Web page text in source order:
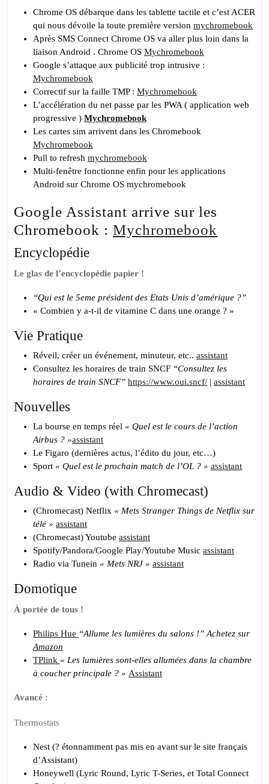
Chrome OS débarque dans les tablette tactile et c’est ACER
qui nous dévoile la toute première version mychromebook
Après SMS Connect Chrome OS va aller plus loin dans la
liaison Android . Chrome OS Mychromebook
Google s’attaque aux publicité trop intrusive :
Mychromebook
Correctif sur la faille TMP : Mychromebook
L’accélération du net passe par les PWA ( application web
progressive ) Mychromebook
Les cartes sim arrivent dans les Chromebook
Mychromebook
Pull to refresh mychromebook
Multi-fenêtre fonctionne enfin pour les applications
Android sur Chrome OS mychromebook
Google Assistant arrive sur les
Chromebook : Mychromebook
Encyclopédie
Le glas de l’encyclopédie papier !
“Qui est le 5eme président des Etats Unis d’amérique ?”
« Combien y a-t-il de vitamine C dans une orange ? »
Vie Pratique
Réveil, créer un événement, minuteur, etc.. assistant
Consultez les horaires de train SNCF “Consultez les
horaires de train SNCF” https://www.oui.sncf/ | assistant
Nouvelles
La bourse en temps réel « Quel est le cours de l’action
Airbus ? »assistant
Le Figaro (dernières actus, l’édito du jour, etc…)
Sport « Quel est le prochain match de l’OL ? » assistant
Audio & Video (with Chromecast)
(Chromecast) Netflix « Mets Stranger Things de Netflix sur
télé » assistant
(Chromecast) Youtube assistant
Spotify/Pandora/Google Play/Youtube Music assistant
Radio via Tunein « Mets NRJ » assistant
Domotique
À portée de tous !
Philips Hue “Allume les lumières du salons !” Achetez sur
Amazon
TPlink « Les lumières sont-elles allumées dans la chambre
à coucher principale ? » Assistant
Avancé :
Thermostats
Nest (? étonnamment pas mis en avant sur le site français
d’Assistant)
Honeywell (Lyric Round, Lyric T-Series, et Total Connect